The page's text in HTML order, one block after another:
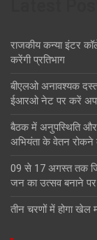
राजकीय कन्या इंटर
करेंगी प्रतिभाग
बीएलओ अनावश्यक
ईआरओ नेट पर करें
बैठक में अनुपस्थिति और
अभियंता के वेतन रोकने
09 से 17 अगस्त तक
जन का उत्सव बनाने
तीन चरणों में होगा खेल